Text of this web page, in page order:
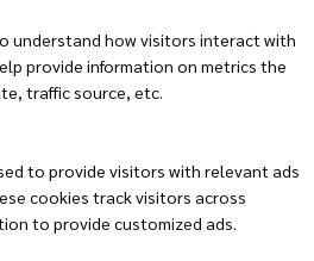
understand how visitors interact with
provide information on metrics the
traffic source, etc.
to provide visitors with relevant ads
cookies track visitors across
to provide customized ads.